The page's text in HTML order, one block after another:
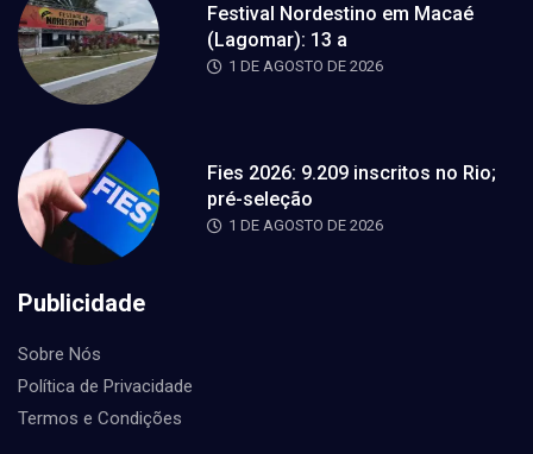
Festival Nordestino em Macaé
(Lagomar): 13 a
1 DE AGOSTO DE 2026
Fies 2026: 9.209 inscritos no Rio;
pré-seleção
1 DE AGOSTO DE 2026
Publicidade
Sobre Nós
Política de Privacidade
Termos e Condições